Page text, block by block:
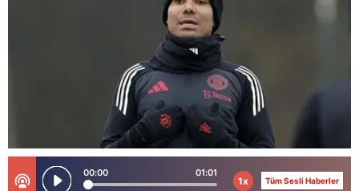
01:01
00:00
1x Tüm Sesli Haberler